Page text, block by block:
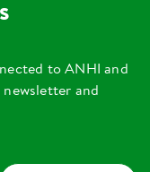
to ANHI and
and